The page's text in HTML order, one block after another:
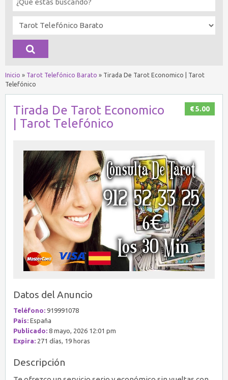
Inicio » Tarot Telefónico Barato » Tirada De Tarot Economico | Tarot
Telefónico
€ 5.00
Tirada De Tarot Economico
| Tarot Telefónico
Datos del Anuncio
Teléfono: 919991078
País: España
Publicado: 8 mayo, 2026 12:01 pm
Expira: 271 días, 19 horas
Descripción